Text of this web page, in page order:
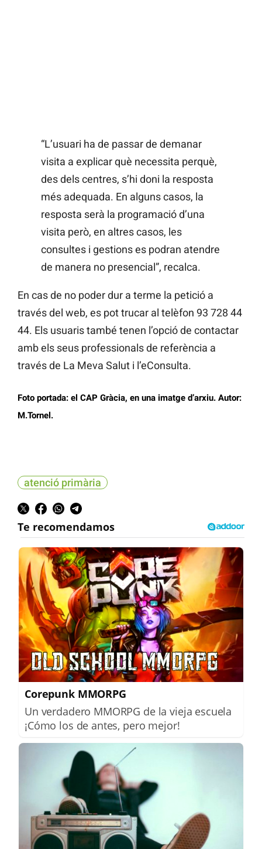
“L’usuari ha de passar de demanar
visita a explicar què necessita perquè,
des dels centres, s’hi doni la resposta
més adequada. En alguns casos, la
resposta serà la programació d’una
visita però, en altres casos, les
consultes i gestions es podran atendre
de manera no presencial”, recalca.
En cas de no poder dur a terme la petició a
través del web, es pot trucar al telèfon 93 728 44
44. Els usuaris també tenen l’opció de contactar
amb els seus professionals de referència a
través de La Meva Salut i l’eConsulta.
Foto portada: el CAP Gràcia, en una imatge d’arxiu. Autor:
M.Tornel.
atenció primària
Corepunk MMORPG
Un verdadero MMORPG de la vieja escuela
¡Cómo los de antes, pero mejor!